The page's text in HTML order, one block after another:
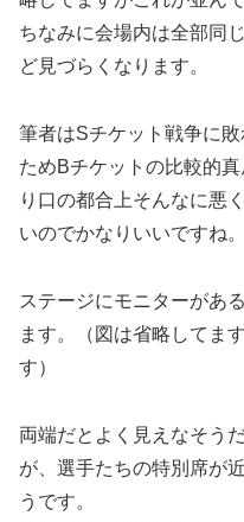
ちなみに会場内は全部同
ど見づらくなります。
筆者はSチケット戦争に
ためBチケットの比較的
り口の都合上そんなに悪
いのでかなりいいですね。
ステージにモニターがあ
ます。（図は省略してま
す）
両端だとよく見えなそう
が、選手たちの特別席が
うです。